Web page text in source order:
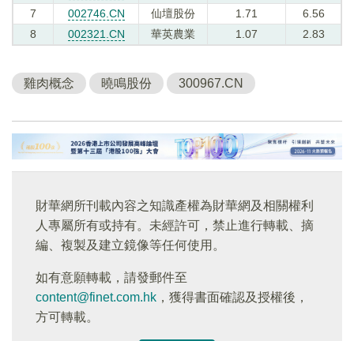
7
002746.CN 仙壇股份 1.71
6.56
8
002321.CN 華英農業 1.07 2.83
雞肉概念 曉鳴股份 300967.CN
財華網所刊載內容之知識產權為財華網及相關權利
人專屬所有或持有。未經許可，禁止進行轉載、摘
編、複製及建立鏡像等任何使用。
如有意願轉載，請發郵件至
content@finet.com.hk ，獲得書面確認及授權後，
方可轉載。